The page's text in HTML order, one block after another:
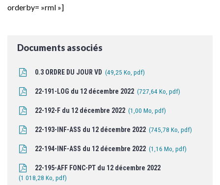
orderby= »rml »]
Documents associés
0.3 ORDRE DU JOUR VD 49,25 Ko, pdf
22-191-LOG du 12 décembre 2022 727,64 Ko, pdf
22-192-F du 12 décembre 2022 1,00 Mo, pdf
22-193-INF-ASS du 12 décembre 2022 745,78 Ko, pdf
22-194-INF-ASS du 12 décembre 2022 1,16 Mo, pdf
22-195-AFF FONC-PT du 12 décembre 2022
1 018,28 Ko, pdf